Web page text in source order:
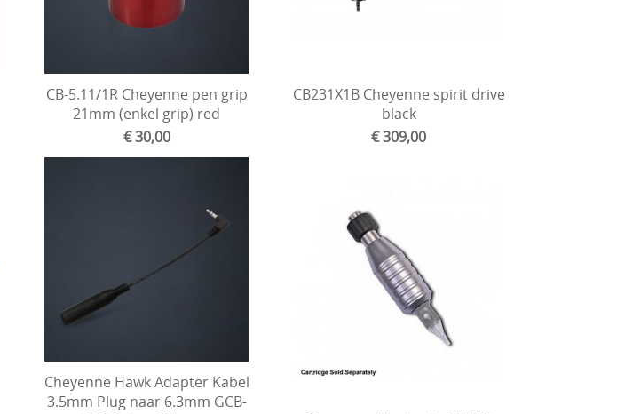
CB-5.11/1R Cheyenne pen grip
21mm (enkel grip) red
€ 30,00
CB231X1B Cheyenne spirit drive
black
€ 309,00
Cheyenne Hawk Adapter Kabel
3.5mm Plug naar 6.3mm GCB-